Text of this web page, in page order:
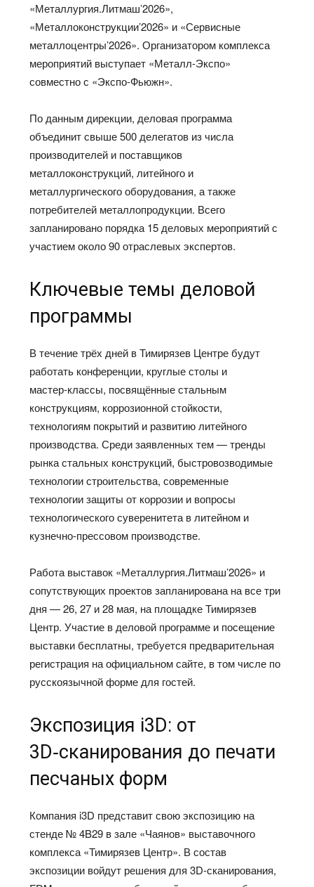
«Металлургия.Литмаш’2026»,
«Металлоконструкции’2026» и «Сервисные
металлоцентры’2026». Организатором комплекса
мероприятий выступает «Металл-Экспо»
совместно с «Экспо‑Фьюжн».
По данным дирекции, деловая программа
объединит свыше 500 делегатов из числа
производителей и поставщиков
металлоконструкций, литейного и
металлургического оборудования, а также
потребителей металлопродукции. Всего
запланировано порядка 15 деловых мероприятий с
участием около 90 отраслевых экспертов.
Ключевые темы деловой
программы
В течение трёх дней в Тимирязев Центре будут
работать конференции, круглые столы и
мастер‑классы, посвящённые стальным
конструкциям, коррозионной стойкости,
технологиям покрытий и развитию литейного
производства. Среди заявленных тем — тренды
рынка стальных конструкций, быстровозводимые
технологии строительства, современные
технологии защиты от коррозии и вопросы
технологического суверенитета в литейном и
кузнечно‑прессовом производстве.
Работа выставок «Металлургия.Литмаш’2026» и
сопутствующих проектов запланирована на все три
дня — 26, 27 и 28 мая, на площадке Тимирязев
Центр. Участие в деловой программе и посещение
выставки бесплатны, требуется предварительная
регистрация на официальном сайте, в том числе по
русскоязычной форме для гостей.
Экспозиция i3D: от
3D‑сканирования до печати
песчаных форм
Компания i3D представит свою экспозицию на
стенде № 4B29 в зале «Чаянов» выставочного
комплекса «Тимирязев Центр». В состав
экспозиции войдут решения для 3D‑сканирования,